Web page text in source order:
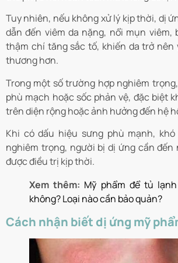
Tuy nhiên, nếu không xử lý kịp thời, dị
dẫn đến viêm da nặng, nổi mụn viêm,
thậm chí tăng sắc tố, khiến da trở nên
thương hơn.
Trong một số trường hợp nghiêm
phù mạch hoặc sốc phản vệ, đặc biệt
trên diện rộng hoặc ảnh hưởng đến hệ
Khi có dấu hiệu sưng phù mạnh,
nghiêm trọng, người bị dị ứng cần đến
được điều trị kịp thời.
Xem thêm: Mỹ phẩm để tủ
không? Loại nào cần bảo quản?
Cách nhận biết dị ứng mỹ